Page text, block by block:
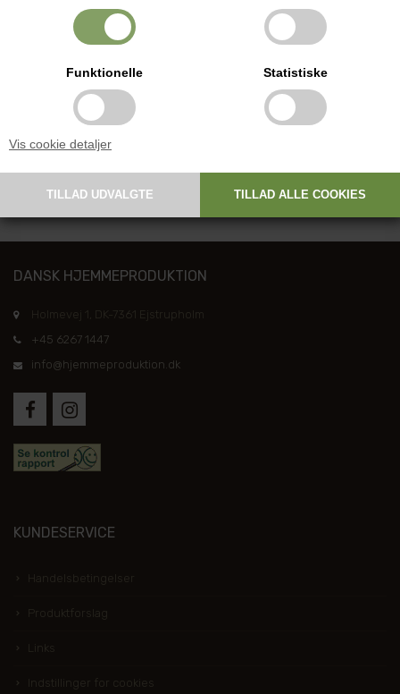
Funktionelle Statistiske
Vis cookie detaljer
at binde om kurve, i balloner eller om håndtaget på gaveposer og
helt almindelige bæreposer.
Bredde: 5 mm
Længde: 500 m
BEMÆRK! Farven er kun vejledende og meget afhængig af
skærmens formåen.
DANSK HJEMMEPRODUKTION
Holmevej 1, DK-7361 Ejstrupholm
+45 6267 1447
info@hjemmeproduktion.dk
KUNDESERVICE
Handelsbetingelser
Produktforslag
Indstillinger for cookies